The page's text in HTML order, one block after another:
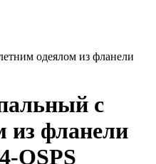
одеялом из фланели
с
из фланели
OSPS